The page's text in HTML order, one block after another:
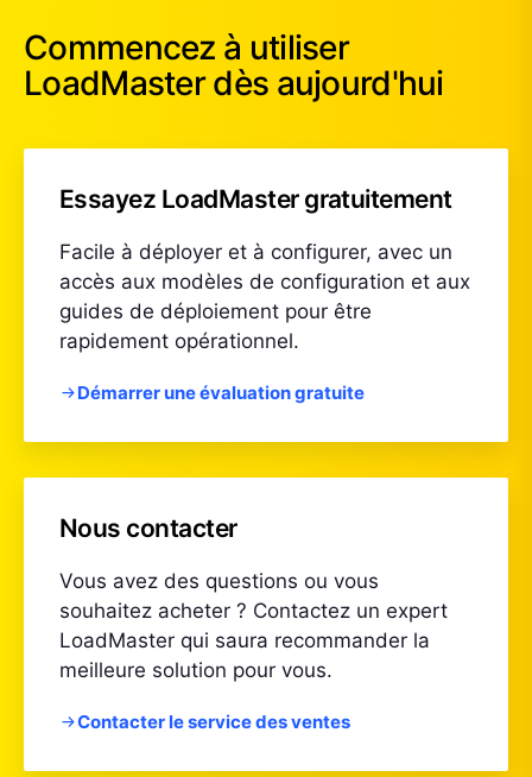
Commencez à utiliser
LoadMaster dès aujourd'hui
Essayez LoadMaster gratuitement
Facile à déployer et à configurer, avec un
accès aux modèles de configuration et aux
guides de déploiement pour être
rapidement opérationnel.
Démarrer une évaluation gratuite
Nous contacter
Vous avez des questions ou vous
souhaitez acheter ? Contactez un expert
LoadMaster qui saura recommander la
meilleure solution pour vous.
Contacter le service des ventes